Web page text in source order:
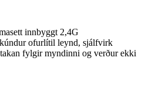
innbyggt 2,4G
ofurlítil leynd, sjálfvirk
fylgir myndinni og verður ekki